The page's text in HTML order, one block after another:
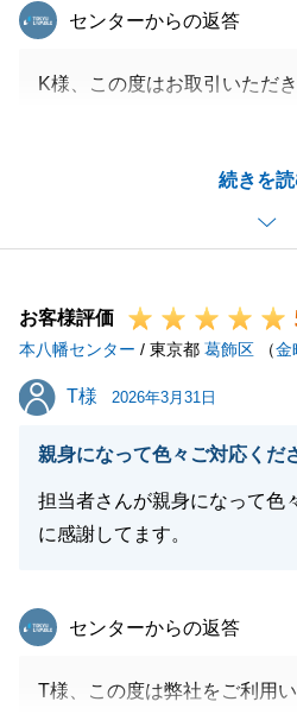
続きを
東急リバブル
センターからの返答
K様、この度はお取引いただ
を頂戴し、大変励みになって
ご納得いただける物件に出会
にお付き合いいただきました
今後とも、何かお困り事やご
ら、ぜひお気軽にお声掛けく
引き続きよろしくお願いいた
お客様評価
本八幡センター / 東京都 葛飾区 （金
T様
T様 2026年3月31日
親身になって色々ご対応くだ
担当者さんが親身になって色
に感謝してます。
東急リバブル
センターからの返答
T様、この度は弊社をご利用